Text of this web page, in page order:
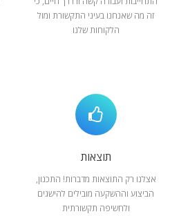
זה מה שאנחנו בעיני התקשורת ומול
הלקוחות שלנו
תוצאות
אצלנו רק התוצאות מדברות! התכנון,
הביצוע וההשקעה מובילים להישגים
ולחשיפה תקשורתית